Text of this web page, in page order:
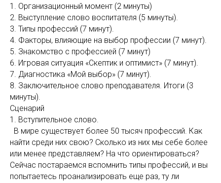
1. Организационный момент (2 минуты)
2. Выступление слово воспитателя (5 минуты).
3. Типы профессий (7 минут).
4. Факторы, влияющие на выбор профессии (7 минут).
5. Знакомство с профессией (7 минут)
6. Игровая ситуация «Скептик и оптимист» (7 минут).
7. Диагностика «Мой выбор» (7 минут).
8. Заключительное слово преподавателя. Итоги (3
минуты).
Сценарий
1. Вступительное слово.
В мире существует более 50 тысяч профессий. Как
найти среди них свою? Сколько из них мы себе более
или менее представляем? На что ориентироваться?
Сейчас постараемся вспомнить типы профессий, и вы
попытаетесь проанализировать еще раз, ту ли